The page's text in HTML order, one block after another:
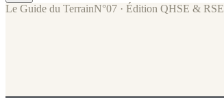
Le Guide du TerrainN°07 · Édition QHSE & RSE